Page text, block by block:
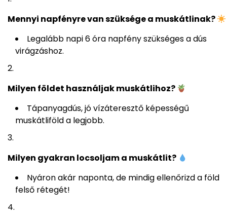
Mennyi napfényre van szüksége a muskátlinak?
Legalább napi 6 óra napfény szükséges a dús
virágzáshoz.
Milyen földet használjak muskátlihoz?
Tápanyagdús, jó vízáteresztő képességű
muskátliföld a legjobb.
Milyen gyakran locsoljam a muskátlit?
Nyáron akár naponta, de mindig ellenőrizd a föld
felső rétegét!